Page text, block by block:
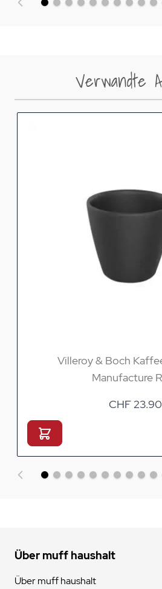
Verwandte
Villeroy & Boch
Manufacture
CHF 23.90
Über muff haushalt
Über muff haushalt